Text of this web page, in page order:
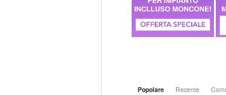
Popolare Recente